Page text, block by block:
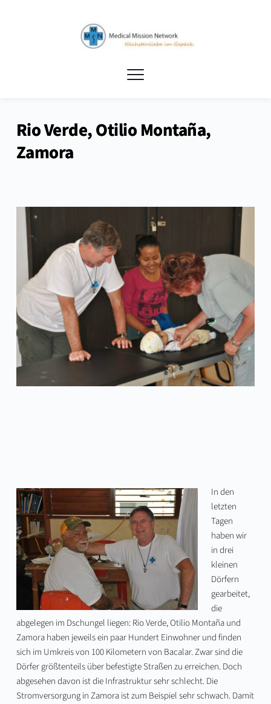
Rio Verde, Otilio Montaña,
Zamora
In den
letzten
Tagen
haben wir
in drei
kleinen
Dörfern
gearbeitet,
die
abgelegen im Dschungel liegen: Rio Verde, Otilio Montaña und
Zamora haben jeweils ein paar Hundert Einwohner und finden
sich im Umkreis von 100 Kilometern von Bacalar. Zwar sind die
Dörfer größtenteils über befestigte Straßen zu erreichen. Doch
abgesehen davon ist die Infrastruktur sehr schlecht. Die
Stromversorgung in Zamora ist zum Beispiel sehr schwach. Damit